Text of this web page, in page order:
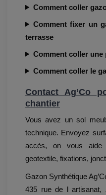
Comment coller
Comment fixer un
terrasse
Comment coller
Comment coller le
Contact Ag’Co
chantier
Vous avez un sol
technique. Envoyez
accès, on vous aide
geotextile, fixations,
Gazon Synthétique
435 rue de l artisanat,